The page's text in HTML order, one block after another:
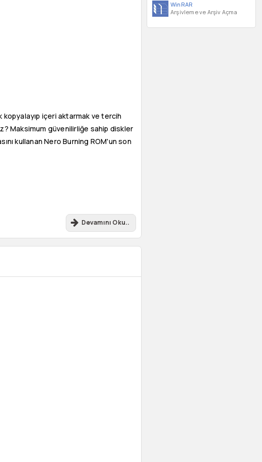
WinRAR
Arşivleme ve Arşiv Açma
içeri aktarmak ve tercih
Maksimum güvenilirliğe sahip diskler
kullanan Nero Burning ROM'un son
Devamını Oku..